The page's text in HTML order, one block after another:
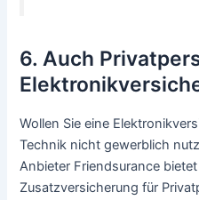
6. Auch
Wollen Sie eine
Technik nicht gewerblich
Anbieter Friendsurance
Zusatzversicherung für